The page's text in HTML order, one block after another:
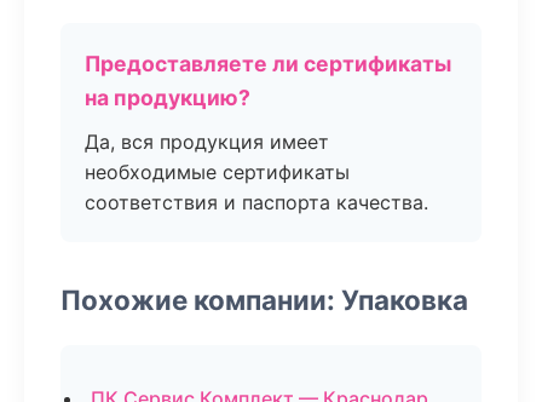
Предоставляете ли сертификаты
на продукцию?
Да, вся продукция имеет
необходимые сертификаты
соответствия и паспорта качества.
Похожие компании: Упаковка